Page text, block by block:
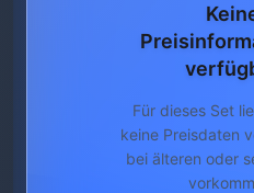
Für dieses Set
keine Preisdaten
bei älteren oder